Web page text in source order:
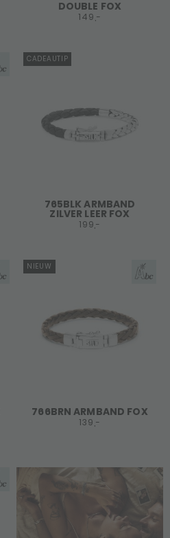
DOUBLE FOX
149,-
CADEAUTIP
765BLK ARMBAND
ZILVER LEER FOX
199,-
NIEUW
766BRN ARMBAND FOX
139,-